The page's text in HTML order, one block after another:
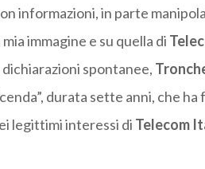
informazioni, in parte
immagine e su quella di
spontanee,
durata sette anni, che
legittimi interessi di Telecom